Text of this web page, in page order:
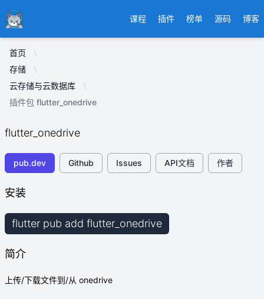
Ducafecat 课程 插件 榜单 源码 博客
首页
存储
云存储与云数据库
插件包 flutter_onedrive
flutter_onedrive
pub.dev Github Issues API文档 作者
安装
flutter pub add flutter_onedrive
简介
上传/下载文件到/从 onedrive